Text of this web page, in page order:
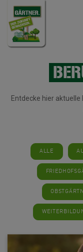
Entdecke hier
ALLE